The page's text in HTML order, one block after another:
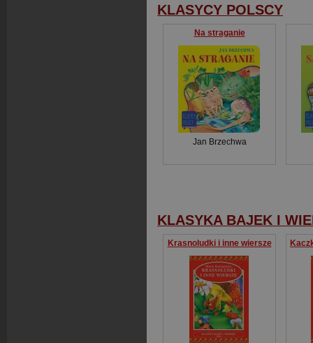
KLASYCY POLSCY
Na straganie
Jan Brzechwa
KLASYKA BAJEK I
Krasnoludki i inne wiersze